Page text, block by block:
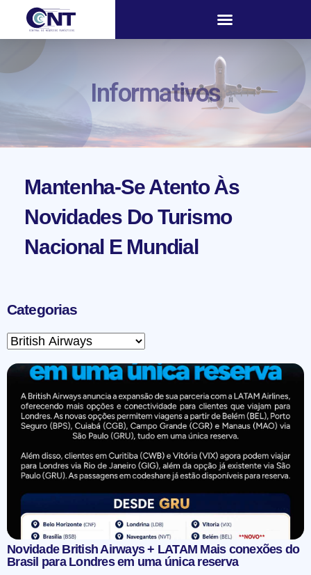
Informativos
Mantenha-Se Atento Às
Novidades Do Turismo
Nacional E Mundial
Categorias
Novidade British Airways + LATAM Mais conexões do
Brasil para Londres em uma única reserva